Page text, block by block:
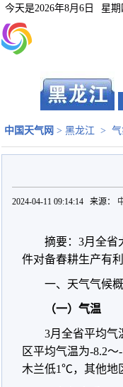
今天是2026年8月6日 星期
中国天气网 > 黑龙江 >
2024-04-11 09:14:14 来源：
摘要：3月全省
件对备春耕生产有
一、天气气候
（一）气温
3月全省平均
区平均气温为-8.2
木兰低1℃，其他地